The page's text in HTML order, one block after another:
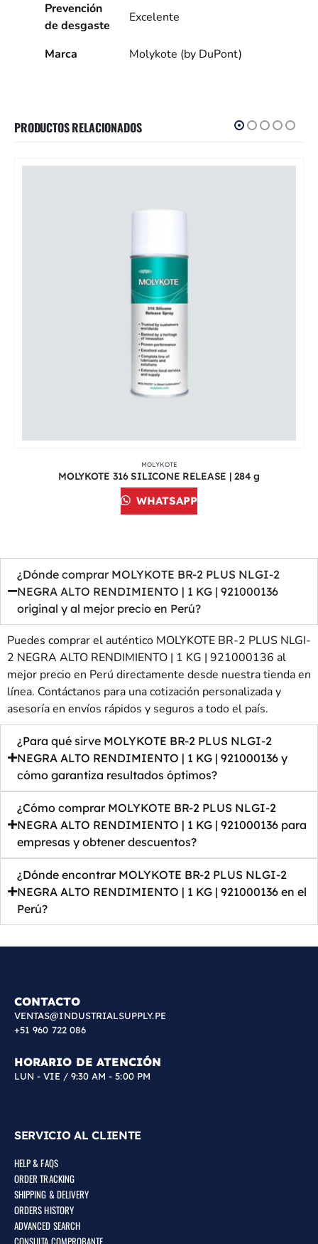
Prevención
de desgaste
Excelente
Marca Molykote (by DuPont)
PRODUCTOS RELACIONADOS
MOLYKOTE
MOLYKOTE 316 SILICONE RELEASE | 284 g
WHATSAPP
¿Dónde comprar MOLYKOTE BR-2 PLUS NLGI-2
NEGRA ALTO RENDIMIENTO | 1 KG | 921000136
original y al mejor precio en Perú?
Puedes comprar el auténtico MOLYKOTE BR-2 PLUS NLGI-
2 NEGRA ALTO RENDIMIENTO | 1 KG | 921000136 al
mejor precio en Perú directamente desde nuestra tienda en
línea. Contáctanos para una cotización personalizada y
asesoría en envíos rápidos y seguros a todo el país.
¿Para qué sirve MOLYKOTE BR-2 PLUS NLGI-2
NEGRA ALTO RENDIMIENTO | 1 KG | 921000136 y
cómo garantiza resultados óptimos?
¿Cómo comprar MOLYKOTE BR-2 PLUS NLGI-2
NEGRA ALTO RENDIMIENTO | 1 KG | 921000136 para
empresas y obtener descuentos?
¿Dónde encontrar MOLYKOTE BR-2 PLUS NLGI-2
NEGRA ALTO RENDIMIENTO | 1 KG | 921000136 en el
Perú?
CONTACTO
VENTAS@INDUSTRIALSUPPLY.PE
+51 960 722 086
HORARIO DE ATENCIÓN
LUN - VIE / 9:30 AM - 5:00 PM
SERVICIO AL CLIENTE
HELP & FAQS
ORDER TRACKING
SHIPPING & DELIVERY
ORDERS HISTORY
ADVANCED SEARCH
CONSULTA COMPROBANTE